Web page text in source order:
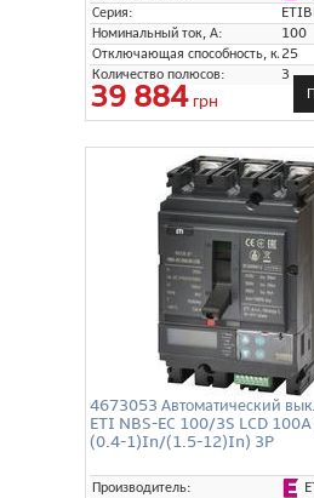
Серия:
Номинальный ток, А:
100
Отключающая способность, кА:25
Количество полюсов:
3
39 884грн
4673053 Автоматический
ETI NBS-EC 100/3S LCD
(0.4-1)In/(1.5-12)In) 3P
Производитель: